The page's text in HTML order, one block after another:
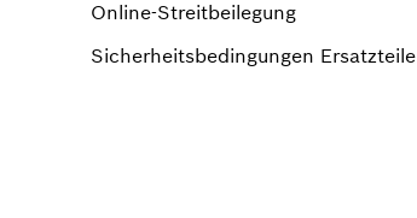
Online-Streitbeilegung
Sicherheitsbedingungen Ersatzteile